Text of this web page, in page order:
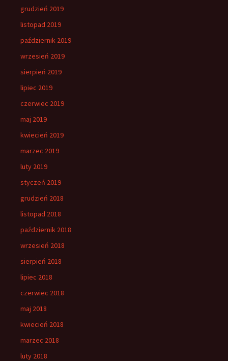
grudzień 2019
listopad 2019
październik 2019
wrzesień 2019
sierpień 2019
lipiec 2019
czerwiec 2019
maj 2019
kwiecień 2019
marzec 2019
luty 2019
styczeń 2019
grudzień 2018
listopad 2018
październik 2018
wrzesień 2018
sierpień 2018
lipiec 2018
czerwiec 2018
maj 2018
kwiecień 2018
marzec 2018
luty 2018